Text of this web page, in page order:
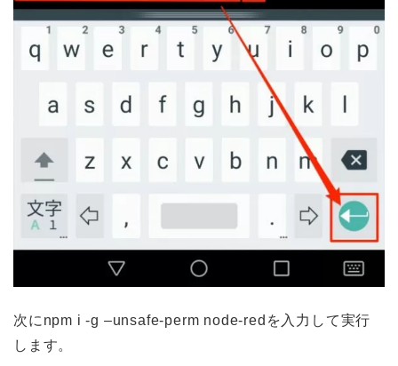
次にnpm i -g –unsafe-perm node-redを入力して実行
します。